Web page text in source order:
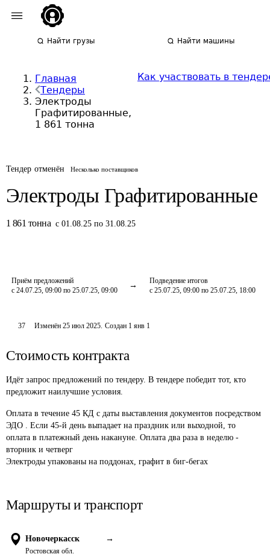
Найти грузы Найти машины
Главная
Тендеры
Электроды
Графитированные,
1 861 тонна
Как участвовать в
Тендер отменён Несколько поставщиков
Электроды Графитированные
1 861 тонна с 01.08.25 по 31.08.25
Приём предложений
с 24.07.25, 09:00 по 25.07.25, 09:00
Подведение итогов
с 25.07.25, 09:00 по 25.07.25, 18:00
37 Изменён25 июл 2025. Создан 1 янв 1
Стоимость контракта
Идёт запрос предложений по тендеру. В тендере победит тот, кто
предложит наилучшие условия.
Оплата в течение 45 КД с даты выставления документов посредством
ЭДО . Если 45-й день выпадает на праздник или выходной, то
оплата в платежный день накануне. Оплата два раза в неделю -
вторник и четверг
Электроды упакованы на поддонах, графит в биг-бегах
Маршруты и транспорт
Новочеркасск →
Ростовская обл.